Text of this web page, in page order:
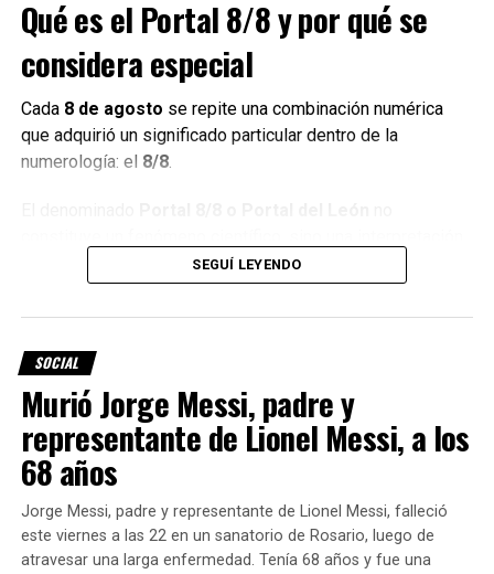
Qué es el Portal 8/8 y por qué se
considera especial
Cada 8 de agosto se repite una combinación numérica
que adquirió un significado particular dentro de la
numerología: el 8/8.
vinculada con creencias espirituales y numerológicas.
Para quienes siguen estas corrientes, la fecha representa
hábitos, establecer nuevas metas y enfocarse en
aquello que se quiere construir
El número 8
en esta
SEGUÍ LEYENDO
SOCIAL
Murió Jorge Messi, padre y
representante de Lionel Messi, a los
68 años
Jorge Messi, padre y representante de Lionel Messi, falleció
este viernes a las 22 en un sanatorio de Rosario, luego de
atravesar una larga enfermedad. Tenía 68 años y fue una